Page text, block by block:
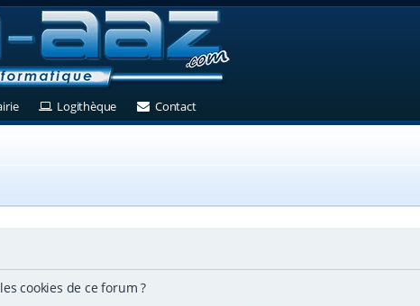
onglet)
(Ouvre un nouvel onglet)
Logithèque(Ouvre un nouvel onglet)
Contact(Ouvre un nouvel onglet)
cookies de ce forum ?